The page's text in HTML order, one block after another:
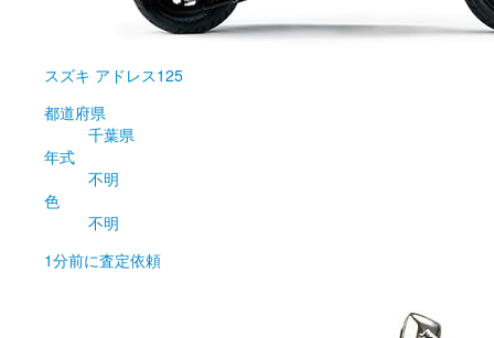
スズキ アドレス125
都道府県
千葉県
年式
不明
色
不明
1分前に査定依頼